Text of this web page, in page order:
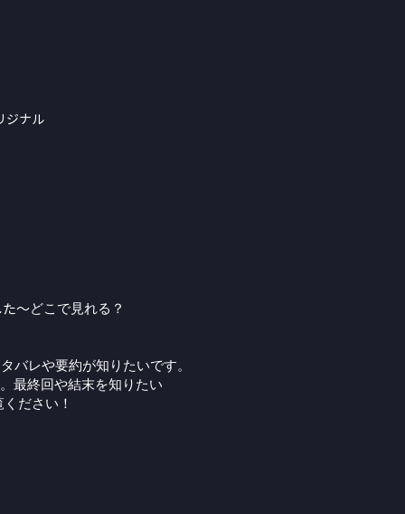
ジナル
～どこで見れる？
バレや要約が知りたいです。
最終回や結末を知りたい
ださい！